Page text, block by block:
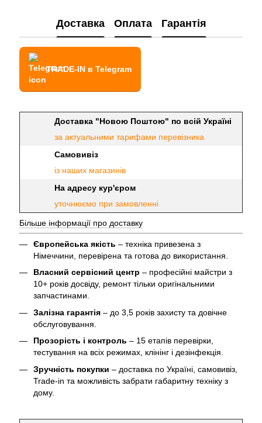
Доставка Оплата Гарантія
TRADE-IN в Telegram
Доставка "Новою Поштою" по всій Україні
за актуальними тарифами перевізника
Самовивіз
із наших магазинів
На адресу кур'єром
уточнюємо при замовленні
Більше інформації про доставку
Європейська якість – техніка привезена з
Німеччини, перевірена та готова до використання.
Власний сервісний центр – професійні майстри з
10+ років досвіду, ремонт тільки оригінальними
запчастинами.
Залізна гарантія – до 3,5 років захисту та довічне
обслуговування.
Прозорість і контроль – 15 етапів перевірки,
тестування на всіх режимах, клінінг і дезінфекція.
Зручність покупки – доставка по Україні, самовивіз,
Trade-in та можливість забрати габаритну техніку з
дому.